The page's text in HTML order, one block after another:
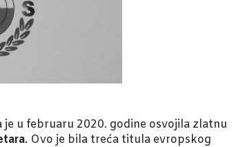
je u februaru 2020. godine osvojila zlatnu
. Ovo je bila treća titula evropskog